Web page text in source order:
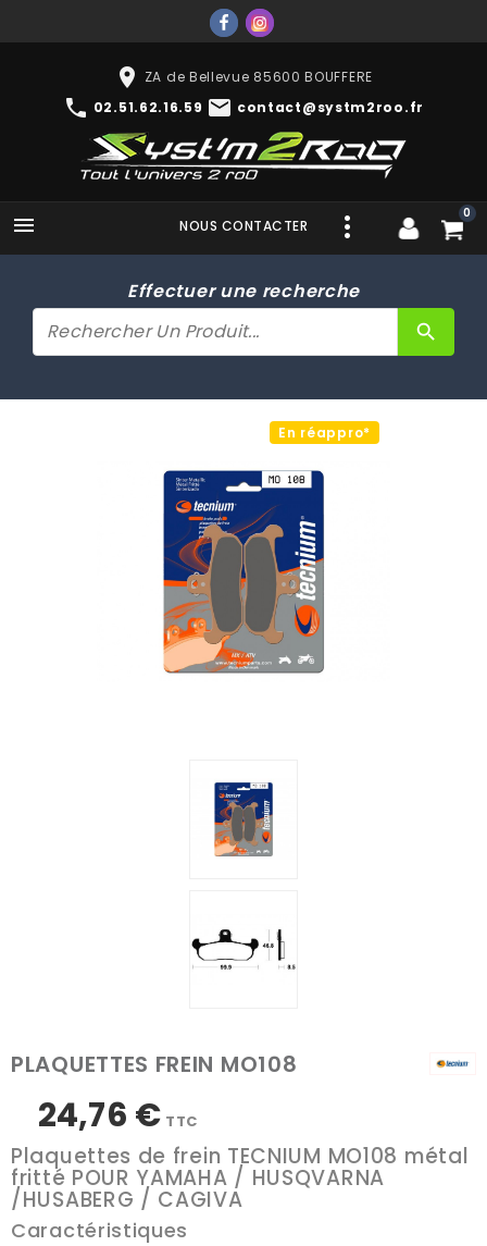
place ZA de Bellevue 85600 BOUFFERE
phone 02.51.62.16.59 mail contact@systm2roo.fr
 0
NOUS CONTACTER
Effectuer une recherche
search
En réappro*
PLAQUETTES FREIN MO108
24,76 € TTC
Plaquettes de frein TECNIUM MO108 métal
fritté POUR YAMAHA / HUSQVARNA
/HUSABERG / CAGIVA
Caractéristiques